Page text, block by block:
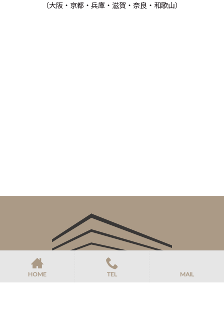
（大阪・京都・兵庫・滋賀・奈良・和歌山）
HOME TEL MAIL